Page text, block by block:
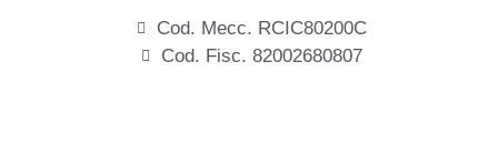
Cod. Mecc. RCIC80200C
Cod. Fisc. 82002680807